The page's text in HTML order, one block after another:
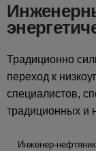
Традиционно
переход к
специалистов,
традиционных и
Инженер-нефтяник